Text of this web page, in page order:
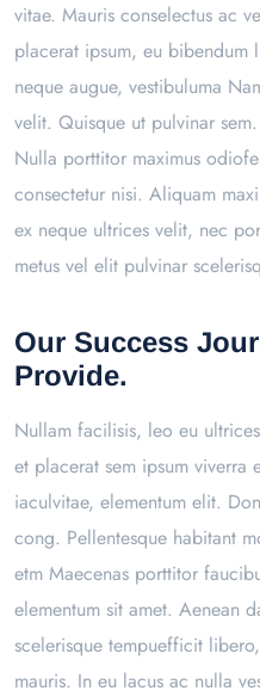
vitae. Mauris conselectus ac
placerat ipsum, eu bibendum
neque augue, vestibuluma
velit. Quisque ut pulvinar
Nulla porttitor maximus
consectetur nisi. Aliquam
ex neque ultrices velit, nec
metus vel elit pulvinar
Our Success
Provide.
Nullam facilisis, leo eu
et placerat sem ipsum
iaculvitae, elementum elit.
cong. Pellentesque habitant
etm Maecenas porttitor
elementum sit amet. Aenean
scelerisque tempuefficit
mauris. In eu lacus ac nulla